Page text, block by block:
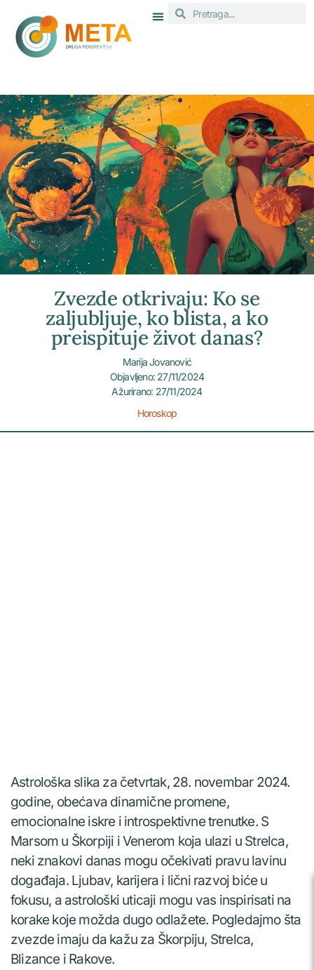
Zvezde otkrivaju: Ko se
zaljubljuje, ko blista, a ko
preispituje život danas?
Marija Jovanović
Objavljeno: 27/11/2024
Ažurirano: 27/11/2024
Horoskop
Astrološka slika za četvrtak, 28. novembar 2024.
godine, obećava dinamične promene,
emocionalne iskre i introspektivne trenutke. S
Marsom u Škorpiji i Venerom koja ulazi u Strelca,
neki znakovi danas mogu očekivati pravu lavinu
događaja. Ljubav, karijera i lični razvoj biće u
fokusu, a astrološki uticaji mogu vas inspirisati na
korake koje možda dugo odlažete. Pogledajmo šta
zvezde imaju da kažu za Škorpiju, Strelca,
Blizance i Rakove.